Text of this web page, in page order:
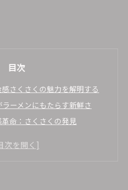
目次
さくさくの魅力を解明する
ーメンにもたらす新鮮さ
命：さくさくの発見
さく食感を引き出す秘訣